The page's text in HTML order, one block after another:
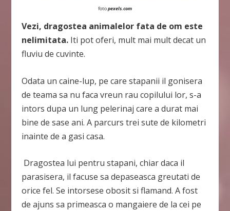
fotopexels.com
Vezi, dragostea animalelor fata de om este
nelimitata. Iti pot oferi, mult mai mult decat un
fluviu de cuvinte.
Odata un caine-lup, pe care stapanii il gonisera
de teama sa nu faca vreun rau copilului lor, s-a
intors dupa un lung pelerinaj care a durat mai
bine de sase ani. A parcurs trei sute de kilometri
inainte de a gasi casa.
Dragostea lui pentru stapani, chiar daca il
parasisera, il facuse sa depaseasca greutati de
orice fel. Se intorsese obosit si flamand. A fost
de ajuns sa primeasca o mangaiere de la cei pe